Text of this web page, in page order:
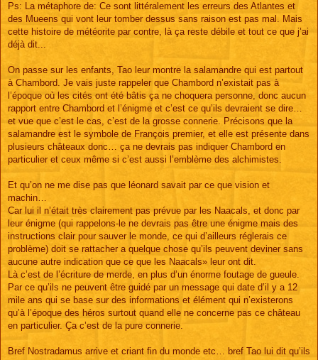
Ps: La métaphore de: Ce sont littéralement les erreurs des Atlantes et
des Mueens qui vont leur tomber dessus sans raison est pas mal. Mais
cette histoire de météorite par contre, là ça reste débile et tout ce que j’ai
déjà dit...
On passe sur les enfants, Tao leur montre la salamandre qui est partout
à Chambord. Je vais juste rappeler que Chambord n’existait pas à
l’époque où les cités ont été bâtis ça ne choquera personne, donc aucun
rapport entre Chambord et l’énigme et c’est ce qu’ils devraient se dire…
et vue que c’est le cas, c’est de la grosse connerie. Précisons que la
salamandre est le symbole de François premier, et elle est présente dans
plusieurs châteaux donc… ça ne devrais pas indiquer Chambord en
particulier et ceux même si c’est aussi l’emblème des alchimistes.
Et qu’on ne me dise pas que léonard savait par ce que vision et
machin…
Car lui il n’était très clairement pas prévue par les Naacals, et donc par
leur énigme (qui rappelons-le ne devrais pas être une énigme mais des
instructions clair pour sauver le monde, ce qui d’ailleurs réglerais ce
problème) doit se rattacher a quelque chose qu’ils peuvent deviner sans
aucune autre indication que ce que les Naacals» leur ont dit.
Là c’est de l’écriture de merde, en plus d’un énorme foutage de gueule.
Par ce qu’ils ne peuvent être guidé par un message qui date d’il y a 12
mile ans qui se base sur des informations et élément qui n’existerons
qu’à l’époque des héros surtout quand elle ne concerne pas ce château
en particulier. Ça c’est de la pure connerie.
Bref Nostradamus arrive et criant fin du monde etc… bref Tao lui dit qu’ils